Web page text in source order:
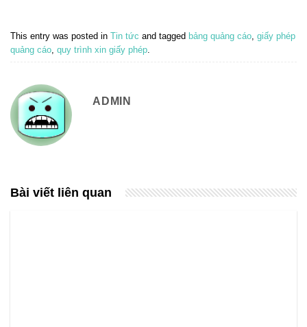
This entry was posted in Tin tức and tagged bảng quảng cáo giấy phép
quảng cáo quy trình xin giấy phép
ADMIN
Bài viết liên quan